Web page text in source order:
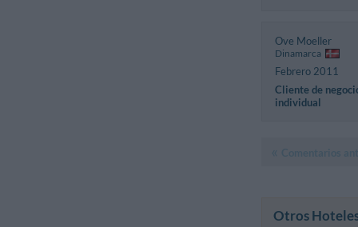
Ove Moeller
Dinamarca
Febrero 2011
Cliente de
individual
Otros